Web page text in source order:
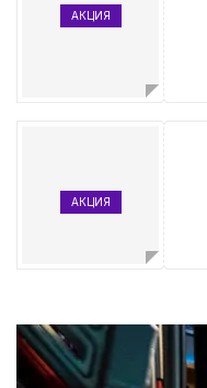
АКЦИЯ
АКЦИЯ